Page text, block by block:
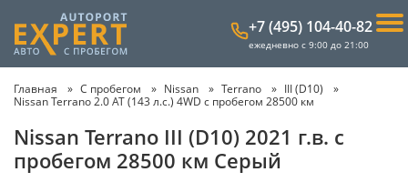
+7 (495) 104-40-82
ежедневно с 9:00 до 21:00
Главная С пробегом Nissan Terrano
III (D10)
Nissan Terrano 2.0 AT (143 л.с.) 4WD с пробегом 28500 км
Nissan Terrano III (D10) 2021 г.в. с
пробегом 28500 км Серый